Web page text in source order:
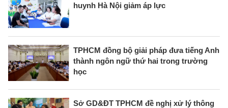
huynh Hà Nội giảm áp lực
TPHCM đồng bộ giải pháp đưa tiếng Anh
thành ngôn ngữ thứ hai trong trường
học
Sở GD&ĐT TPHCM đề nghị xử lý thông